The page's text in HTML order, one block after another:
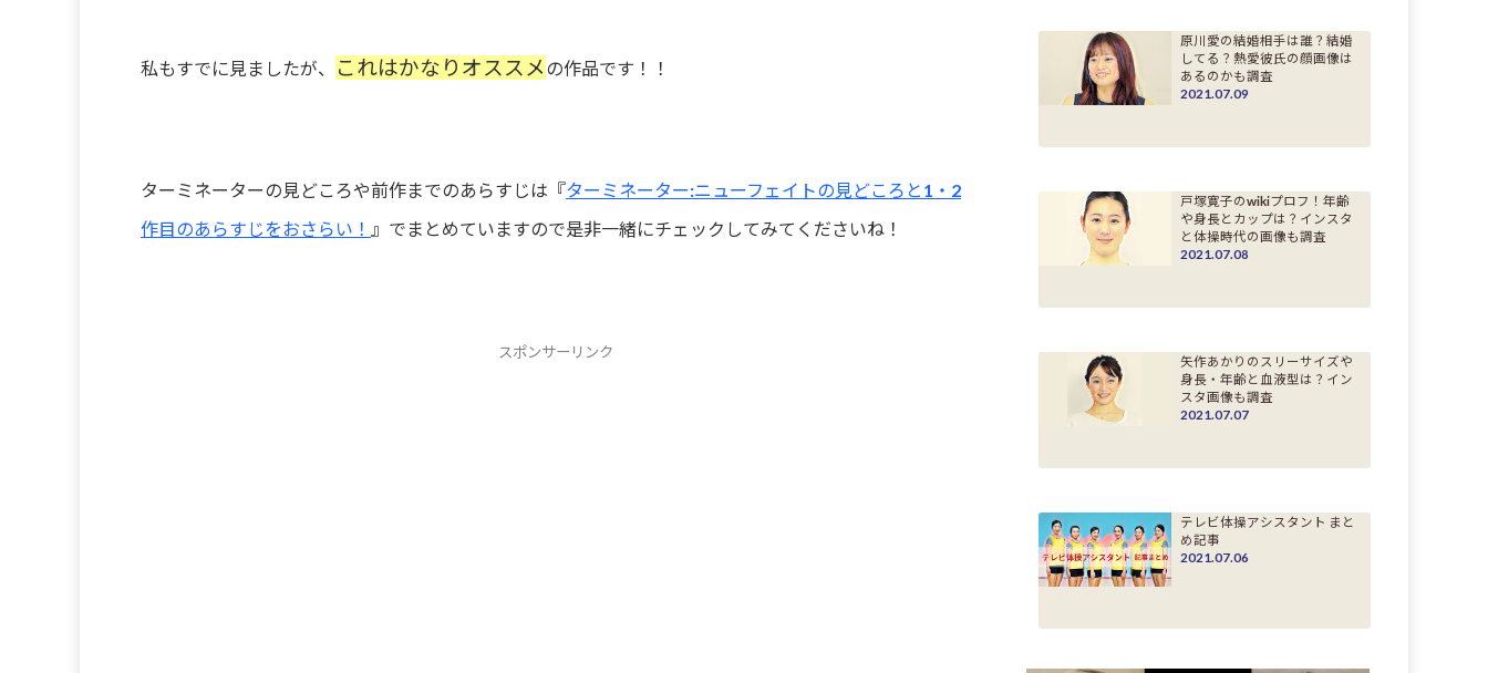
私もすでに見ましたが、 これはかなりオススメ の作品です！！
ターミネーターの見どころや前作までのあらすじは『ターミネーター:ニューフェイトの見どころと1・2
作目のあらすじをおさらい！ 』でまとめていますので是非一緒にチェックしてみてくださいね！
スポンサーリンク
原川愛の結婚相手は誰？結婚
してる？熱愛彼氏の顔画像は
あるのかも調査
2021.07.09
戸塚寛子のwikiプロフ！年齢
や身長とカップは？インスタ
と体操時代の画像も調査
2021.07.08
矢作あかりのスリーサイズや
身長・年齢と血液型は？イン
スタ画像も調査
2021.07.07
テレビ体操アシスタント まと
め記事
2021.07.06